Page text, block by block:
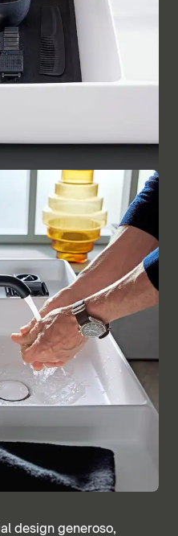
design generoso,